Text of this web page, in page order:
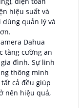
hiệu suất và
quản lý và
Dahua
tăng cường an
đình. Sự linh
thông minh
cả đều giúp
nên hiệu quả,